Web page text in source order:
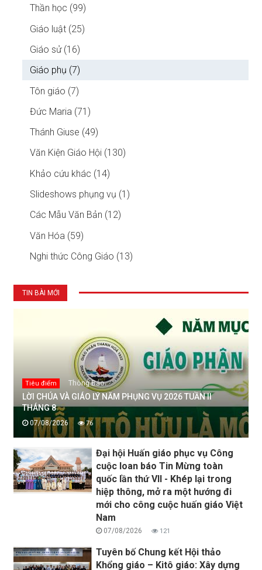
Thần học (99)
Giáo luật (25)
Giáo sử (16)
Giáo phụ (7)
Tôn giáo (7)
Đức Maria (71)
Thánh Giuse (49)
Văn Kiện Giáo Hội (130)
Khảo cứu khác (14)
Slideshows phụng vụ (1)
Các Mẫu Văn Bản (12)
Văn Hóa (59)
Nghi thức Công Giáo (13)
TIN BÀI MỚI
Tiêu điểm Thông Báo
LỜI CHÚA VÀ GIÁO LÝ NĂM PHỤNG VỤ 2026 TUẦN II
THÁNG 8
07/08/2026 76
Đại hội Huấn giáo phục vụ Công
cuộc loan báo Tin Mừng toàn
quốc lần thứ VII - Khép lại trong
hiệp thông, mở ra một hướng đi
mới cho công cuộc huấn giáo Việt
Nam
07/08/2026 121
Tuyên bố Chung kết Hội thảo
Khổng giáo – Kitô giáo: Xây dựng